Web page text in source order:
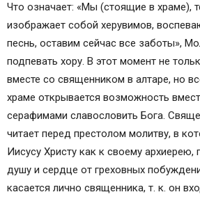
Что означает: «Мы (стоящие в храме),
изображает собой херувимов,
песнь, оставим сейчас все заботы»,
подпевать хору. В этот момент не
вместе со священником в алтаре, но
храме открывается возможность
серафимами славословить Бога.
читает перед престолом молитву, в
Иисусу Христу как к своему архиерею,
душу и сердце от греховных
касается лично священника, т. к. он